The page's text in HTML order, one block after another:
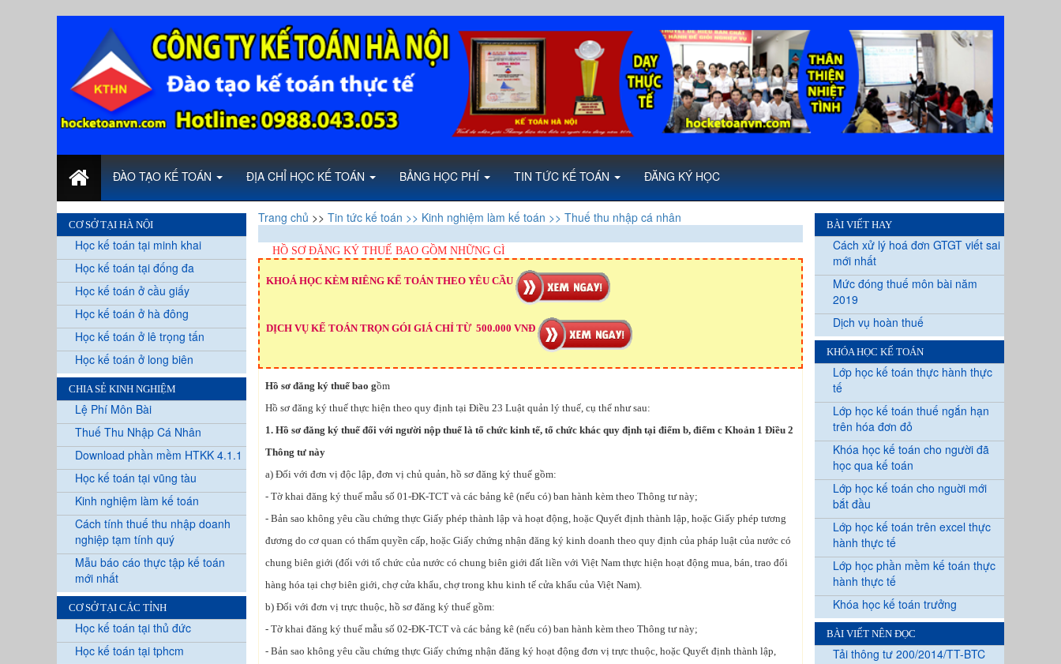
ĐÀO TẠO KẾ TOÁN ĐỊA CHỈ HỌC KẾ TOÁN BẢNG HỌC PHÍ TIN TỨC KẾ TOÁN ĐĂNG KÝ HỌC
CƠ SỞ TẠI HÀ NỘI
Học kế toán tại minh khai
Học kế toán tại đống đa
Học kế toán ở cầu giấy
Học kế toán ở hà đông
Học kế toán ở lê trọng tấn
Học kế toán ở long biên
CHIA SẺ KINH NGHIỆM
Lệ Phí Môn Bài
Thuế Thu Nhập Cá Nhân
Download phần mềm HTKK 4.1.1
Học kế toán tại vũng tàu
Kinh nghiệm làm kế toán
Cách tính thuế thu nhập doanh
nghiệp tạm tính quý
Mẫu báo cáo thực tập kế toán
mới nhất
CƠ SỞ TẠI CÁC TỈNH
Học kế toán tại thủ đức
Học kế toán tại tphcm
Trang chủ >> Tin tức kế toán >> Kinh nghiệm làm kế toán >> Thuế thu nhập cá nhân
HỒ SƠ ĐĂNG KÝ THUẾ BAO GỒM NHỮNG GÌ
KHOÁ HỌC KÈM RIÊNG KẾ TOÁN THEO YÊU CẦU
DỊCH VỤ KẾ TOÁN TRỌN GÓI GIÁ CHỈ TỪ 500.000 VNĐ
Hồ sơ đăng ký thuế bao gồm
Hồ sơ đăng ký thuế thực hiện theo quy định tại Điều 23 Luật quản lý thuế, cụ thể như sau:
1. Hồ sơ đăng ký thuế đối với người nộp thuế là tổ chức kinh tế, tổ chức khác quy định tại điểm b, điểm c Khoản 1 Điều 2
Thông tư này
a) Đối với đơn vị độc lập, đơn vị chủ quản, hồ sơ đăng ký thuế gồm:
- Tờ khai đăng ký thuế mẫu số 01-ĐK-TCT và các bảng kê (nếu có) ban hành kèm theo Thông tư này;
- Bản sao không yêu cầu chứng thực Giấy phép thành lập và hoạt động, hoặc Quyết định thành lập, hoặc Giấy phép tương
đương do cơ quan có thẩm quyền cấp, hoặc Giấy chứng nhận đăng ký kinh doanh theo quy định của pháp luật của nước có
chung biên giới (đối với tổ chức của nước có chung biên giới đất liền với Việt Nam thực hiện hoạt động mua, bán, trao đổi
hàng hóa tại chợ biên giới, chợ cửa khẩu, chợ trong khu kinh tế cửa khẩu của Việt Nam).
b) Đối với đơn vị trực thuộc, hồ sơ đăng ký thuế gồm:
- Tờ khai đăng ký thuế mẫu số 02-ĐK-TCT và các bảng kê (nếu có) ban hành kèm theo Thông tư này;
- Bản sao không yêu cầu chứng thực Giấy chứng nhận đăng ký hoạt động đơn vị trực thuộc, hoặc Quyết định thành lập,
BÀI VIẾT HAY
Cách xử lý hoá đơn GTGT viết sai
mới nhất
Mức đóng thuế môn bài năm
2019
Dịch vụ hoàn thuế
KHÓA HỌC KẾ TOÁN
Lớp học kế toán thực hành thực
tế
Lớp học kế toán thuế ngắn hạn
trên hóa đơn đỏ
Khóa học kế toán cho người đã
học qua kế toán
Lớp học kế toán cho nguời mới
bắt đầu
Lớp học kế toán trên excel thực
hành thực tế
Lớp học phần mềm kế toán thực
hành thực tế
Khóa học kế toán trưởng
BÀI VIẾT NÊN ĐỌC
Tải thông tư 200/2014/TT-BTC